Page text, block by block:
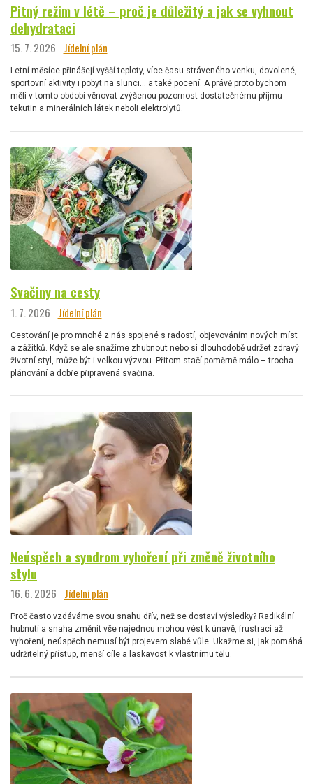
Pitný režim v létě – proč je důležitý a jak se vyhnout
dehydrataci
15. 7. 2026 Jídelní plán
Letní měsíce přinášejí vyšší teploty, více času stráveného venku, dovolené,
sportovní aktivity i pobyt na slunci… a také pocení. A právě proto bychom
měli v tomto období věnovat zvýšenou pozornost dostatečnému příjmu
tekutin a minerálních látek neboli elektrolytů.
Svačiny na cesty
1. 7. 2026 Jídelní plán
Cestování je pro mnohé z nás spojené s radostí, objevováním nových míst
a zážitků. Když se ale snažíme zhubnout nebo si dlouhodobě udržet zdravý
životní styl, může být i velkou výzvou. Přitom stačí poměrně málo – trocha
plánování a dobře připravená svačina.
Neúspěch a syndrom vyhoření při změně životního
stylu
16. 6. 2026 Jídelní plán
Proč často vzdáváme svou snahu dřív, než se dostaví výsledky? Radikální
hubnutí a snaha změnit vše najednou mohou vést k únavě, frustraci až
vyhoření, neúspěch nemusí být projevem slabé vůle. Ukažme si, jak pomáhá
udržitelný přístup, menší cíle a laskavost k vlastnímu tělu.